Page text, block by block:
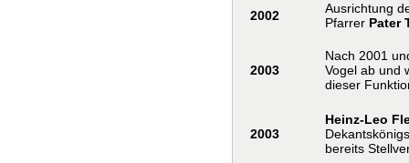
2002
Ausrichtung
Pfarrer Pater
2003
Nach 2001
Vogel ab und
dieser
2003
Heinz-Leo
bereits